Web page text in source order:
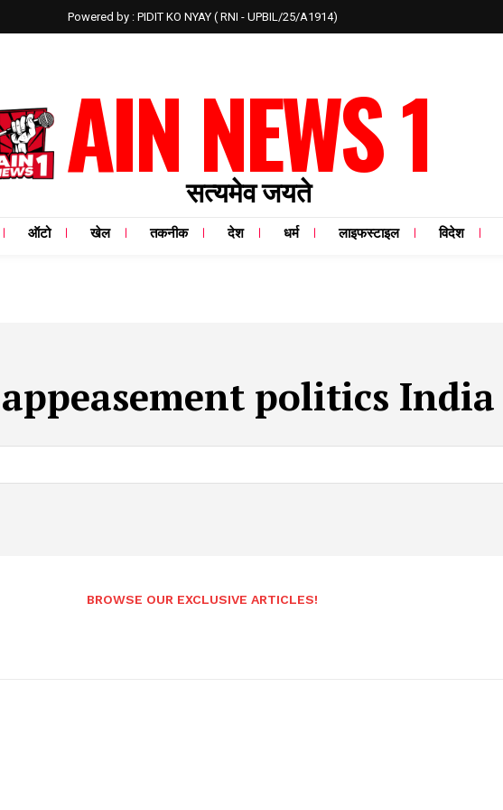
Powered by : PIDIT KO NYAY ( RNI - UPBIL/25/A1914)
AIN NEWS 1
सत्यमेव जयते
ऑटो खेल तकनीक देश धर्म लाइफस्टाइल विदेश
appeasement politics India
BROWSE OUR EXCLUSIVE ARTICLES!